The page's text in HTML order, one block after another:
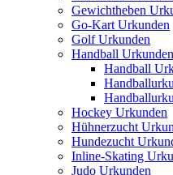
Gewichtheben
Go-Kart Urkunden
Golf Urkunden
Handball Urkunden
Handball
Hockey Urkunden
Hühnerzucht
Hundezucht
Inline-Skating
Judo Urkunden